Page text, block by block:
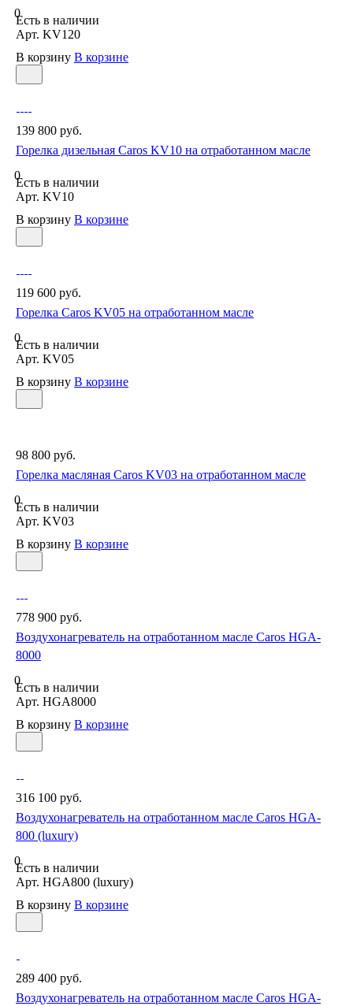
0
Есть в наличии
Арт. KV120
В корзину В корзине
139 800 руб.
Горелка дизельная Caros KV10 на отработанном масле
0
Есть в наличии
Арт. KV10
В корзину В корзине
119 600 руб.
Горелка Caros KV05 на отработанном масле
0
Есть в наличии
Арт. KV05
В корзину В корзине
98 800 руб.
Горелка масляная Caros KV03 на отработанном масле
0
Есть в наличии
Арт. KV03
В корзину В корзине
778 900 руб.
Воздухонагреватель на отработанном масле Caros HGA-
8000
0
Есть в наличии
Арт. HGA8000
В корзину В корзине
316 100 руб.
Воздухонагреватель на отработанном масле Caros HGA-
800 (luxury)
0
Есть в наличии
Арт. HGA800 (luxury)
В корзину В корзине
289 400 руб.
Воздухонагреватель на отработанном масле Caros HGA-